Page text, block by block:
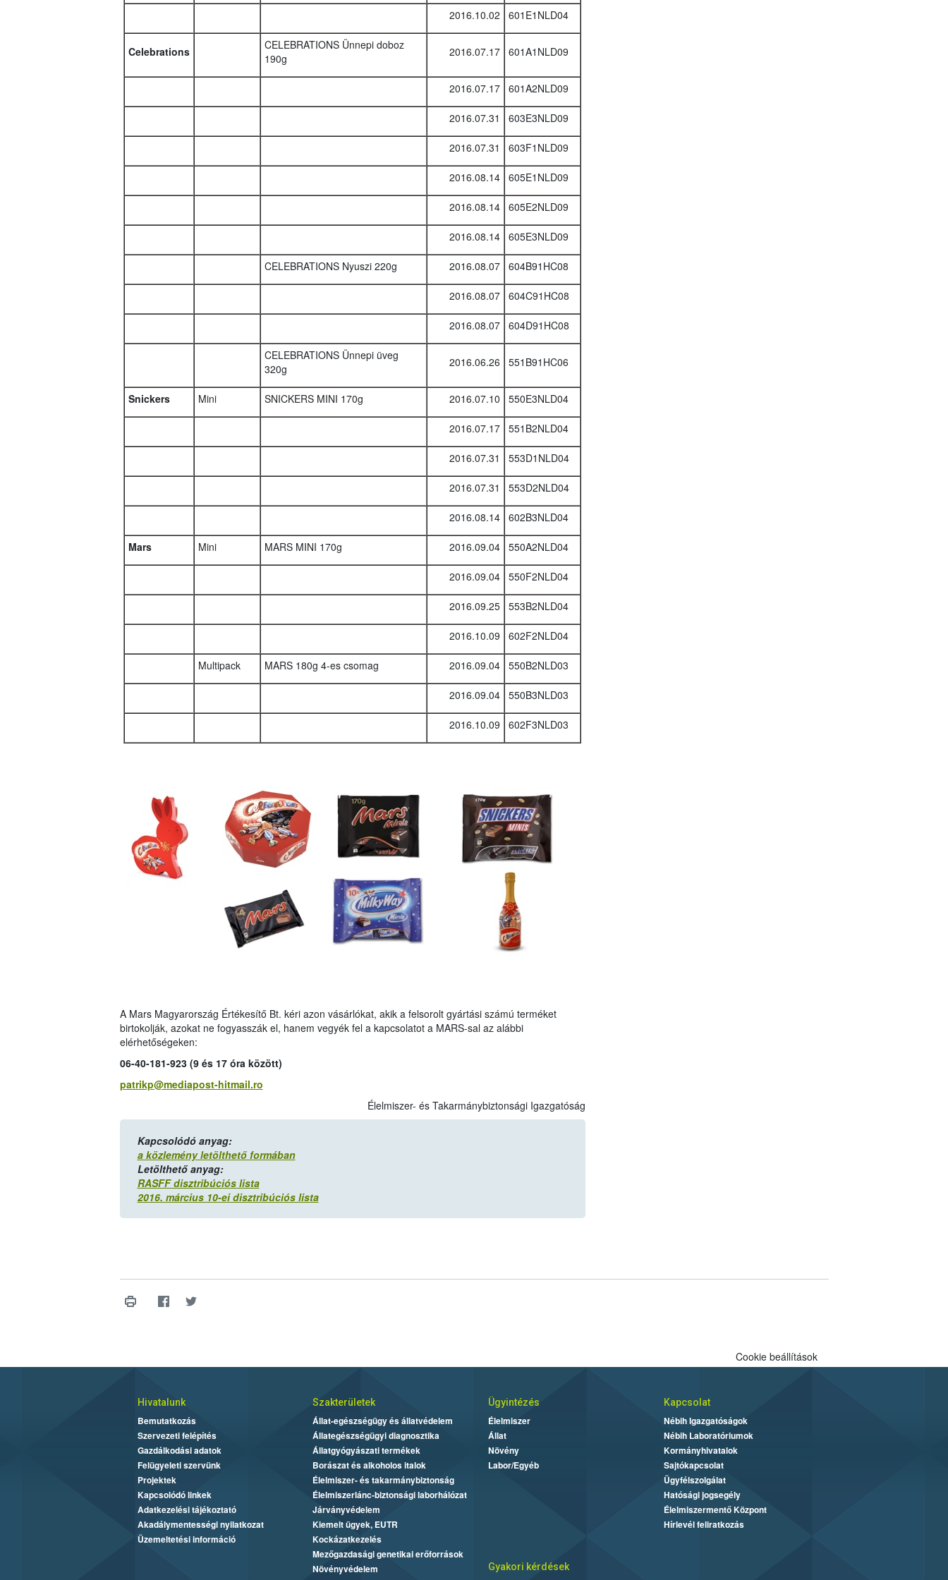
2016.10.02 601E1NLD04
Celebrations
CELEBRATIONS Ünnepi doboz
190g
2016.07.17 601A1NLD09
2016.07.17 601A2NLD09
2016.07.31 603E3NLD09
2016.07.31 603F1NLD09
2016.08.14 605E1NLD09
2016.08.14 605E2NLD09
2016.08.14 605E3NLD09
CELEBRATIONS Nyuszi 220g 2016.08.07 604B91HC08
2016.08.07 604C91HC08
2016.08.07 604D91HC08
CELEBRATIONS Ünnepi üveg
320g
2016.06.26 551B91HC06
Snickers Mini SNICKERS MINI 170g 2016.07.10 550E3NLD04
2016.07.17 551B2NLD04
2016.07.31 553D1NLD04
2016.07.31 553D2NLD04
2016.08.14 602B3NLD04
Mars Mini MARS MINI 170g 2016.09.04 550A2NLD04
2016.09.04 550F2NLD04
2016.09.25 553B2NLD04
2016.10.09 602F2NLD04
Multipack MARS 180g 4-es csomag 2016.09.04 550B2NLD03
2016.09.04 550B3NLD03
2016.10.09 602F3NLD03
A Mars Magyarország Értékesítő Bt. kéri azon vásárlókat, akik a felsorolt gyártási számú terméket
birtokolják, azokat ne fogyasszák el, hanem vegyék fel a kapcsolatot a MARS-sal az alábbi
elérhetőségeken:
06-40-181-923 (9 és 17 óra között)
patrikp@mediapost-hitmail.ro
Élelmiszer- és Takarmánybiztonsági Igazgatóság
Kapcsolódó anyag:
a közlemény letölthető formában
Letölthető anyag:
RASFF disztribúciós lista
2016. március 10-ei disztribúciós lista
Cookie beállítások
Hivatalunk
Bemutatkozás
Szervezeti felépítés
Gazdálkodási adatok
Felügyeleti szervünk
Projektek
Kapcsolódó linkek
Adatkezelési tájékoztató
Akadálymentességi nyilatkozat
Üzemeltetési információ
Szakterületek
Állat-egészségügy és állatvédelem
Állategészségügyi diagnosztika
Állatgyógyászati termékek
Borászat és alkoholos italok
Élelmiszer- és takarmánybiztonság
Élelmiszerlánc-biztonsági laborhálózat
Járványvédelem
Kiemelt ügyek, EUTR
Kockázatkezelés
Mezőgazdasági genetikai erőforrások
Növényvédelem
Ügyintézés
Élelmiszer
Állat
Növény
Labor/Egyéb
Kapcsolat
Nébih Igazgatóságok
Nébih Laboratóriumok
Kormányhivatalok
Sajtókapcsolat
Ügyfélszolgálat
Hatósági jogsegély
Élelmiszermentő Központ
Hírlevél feliratkozás
Gyakori kérdések